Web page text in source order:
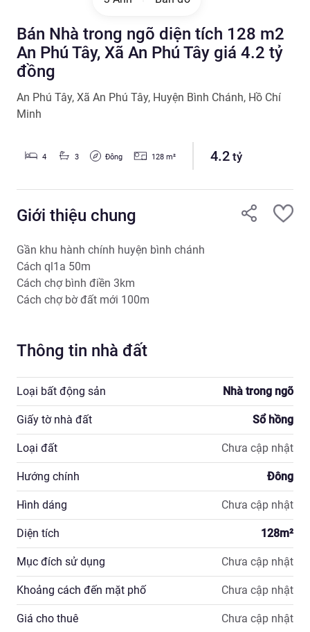
Bán Nhà trong ngõ diện tích 128 m2
An Phú Tây, Xã An Phú Tây giá 4.2 tỷ
đồng
An Phú Tây, Xã An Phú Tây, Huyện Bình Chánh, Hồ Chí
Minh
4 3 Đông 128m² 4.2tỷ
Giới thiệu chung
Gần khu hành chính huyện bình chánh
Cách ql1a 50m
Cách chợ bình điền 3km
Thông tin nhà đất
Loại bất động sản Nhà trong ngõ
Giấy tờ nhà đất Sổ hồng
Loại đất Chưa cập nhật
Hướng chính Đông
Hình dáng Chưa cập nhật
Diện tích 128m²
Mục đích sử dụng Chưa cập nhật
Khoảng cách đến mặt phố Chưa cập nhật
Giá cho thuê Chưa cập nhật